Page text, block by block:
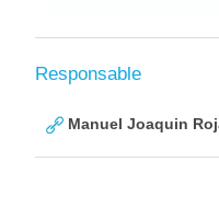
Responsable
Manuel Joaquin